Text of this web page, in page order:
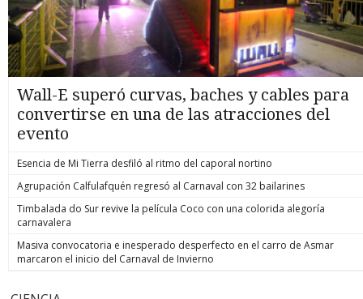
Wall-E superó curvas, baches y cables para
convertirse en una de las atracciones del
evento
Esencia de Mi Tierra desfiló al ritmo del caporal nortino
Agrupación Calfulafquén regresó al Carnaval con 32 bailarines
Timbalada do Sur revive la película Coco con una colorida alegoría
carnavalera
Masiva convocatoria e inesperado desperfecto en el carro de Asmar
marcaron el inicio del Carnaval de Invierno